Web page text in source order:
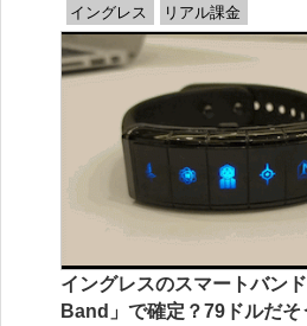
イングレス リアル課金
イングレスのスマートバン
Band」で確定？79ドルだそ